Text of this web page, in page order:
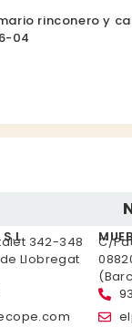
rinconero y
04
342-348
Llobregat
C/